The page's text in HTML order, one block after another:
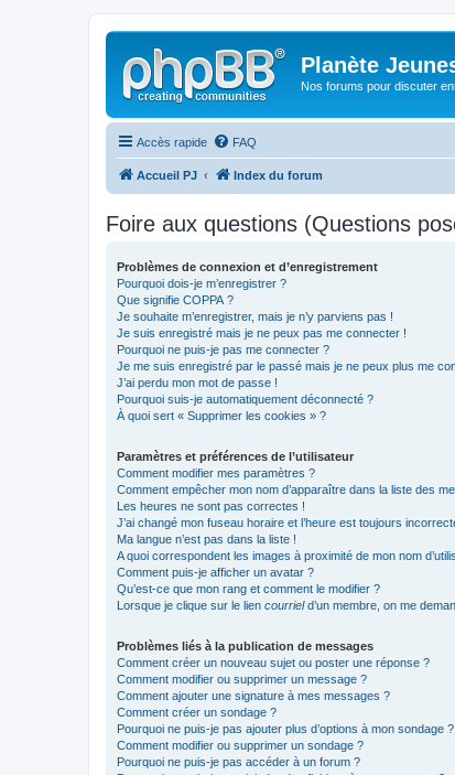
Planète
Nos forums pour discuter
Accès rapide FAQ
Accueil PJ Index du forum
Foire aux questions (Questions
Problèmes de connexion et d’enregistrement
Pourquoi dois-je m’enregistrer ?
Que signifie COPPA ?
Je souhaite m’enregistrer, mais je n’y parviens pas !
Je suis enregistré mais je ne peux pas me connecter !
Pourquoi ne puis-je pas me connecter ?
Je me suis enregistré par le passé mais je ne peux plus me
J’ai perdu mon mot de passe !
Pourquoi suis-je automatiquement déconnecté ?
À quoi sert « Supprimer les cookies » ?
Paramètres et préférences de l’utilisateur
Comment modifier mes paramètres ?
Comment empêcher mon nom d’apparaître dans la liste des
Les heures ne sont pas correctes !
J’ai changé mon fuseau horaire et l’heure est toujours
Ma langue n’est pas dans la liste !
A quoi correspondent les images à proximité de mon nom
Comment puis-je afficher un avatar ?
Qu’est-ce que mon rang et comment le modifier ?
Lorsque je clique sur le lien courrield’un membre, on me
Problèmes liés à la publication de messages
Comment créer un nouveau sujet ou poster une réponse ?
Comment modifier ou supprimer un message ?
Comment ajouter une signature à mes messages ?
Comment créer un sondage ?
Pourquoi ne puis-je pas ajouter plus d’options à mon sondage ?
Comment modifier ou supprimer un sondage ?
Pourquoi ne puis-je pas accéder à un forum ?